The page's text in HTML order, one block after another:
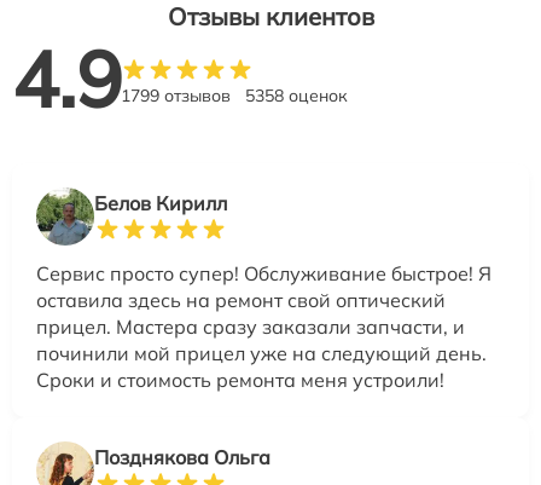
Отзывы клиентов
4.91799 отзывов 5358 оценок
Белов Кирилл
Сервис просто супер! Обслуживание быстрое! Я
оставила здесь на ремонт свой оптический
прицел. Мастера сразу заказали запчасти, и
починили мой прицел уже на следующий день.
Сроки и стоимость ремонта меня устроили!
Позднякова Ольга